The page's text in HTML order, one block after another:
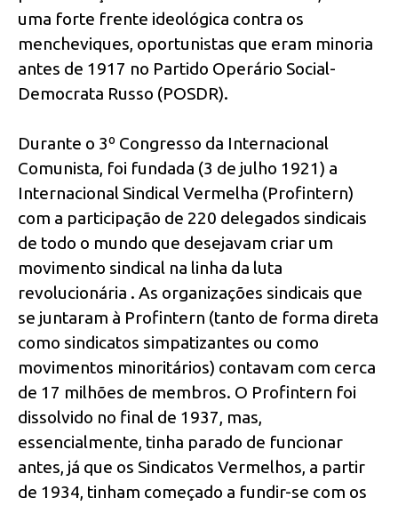
uma forte frente ideológica contra os
mencheviques, oportunistas que eram minoria
antes de 1917 no Partido Operário Social-
Democrata Russo (POSDR).
Durante o 3º Congresso da Internacional
Comunista, foi fundada (3 de julho 1921) a
Internacional Sindical Vermelha (Profintern)
com a participação de 220 delegados sindicais
de todo o mundo que desejavam criar um
movimento sindical na linha da luta
revolucionária . As organizações sindicais que
se juntaram à Profintern (tanto de forma direta
como sindicatos simpatizantes ou como
movimentos minoritários) contavam com cerca
de 17 milhões de membros. O Profintern foi
dissolvido no final de 1937, mas,
essencialmente, tinha parado de funcionar
antes, já que os Sindicatos Vermelhos, a partir
de 1934, tinham começado a fundir-se com os